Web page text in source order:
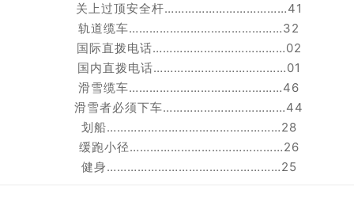
关上过顶安全杆………………………………41
轨道缆车………………………………………32
国际直拨电话…………………………………02
国内直拨电话…………………………………01
滑雪缆车………………………………………46
滑雪者必须下车………………………………44
划船……………………………………………28
缓跑小径………………………………………26
健身……………………………………………25